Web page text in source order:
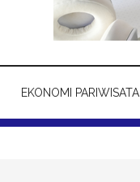
EKONOMI PARIWISATA